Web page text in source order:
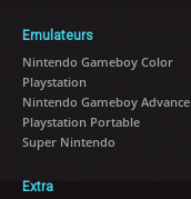
Emulateurs
Nintendo Gameboy Color
Playstation
Nintendo Gameboy Advance
Playstation Portable
Super Nintendo
Extra